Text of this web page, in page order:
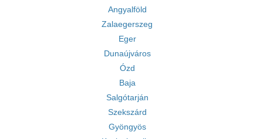
Angyalföld
Zalaegerszeg
Eger
Dunaújváros
Ózd
Baja
Salgótarján
Szekszárd
Gyöngyös